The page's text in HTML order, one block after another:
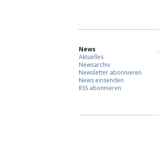
News
Aktuelles
Newsarchiv
Newsletter abonnieren
News einsenden
RSS abonnieren